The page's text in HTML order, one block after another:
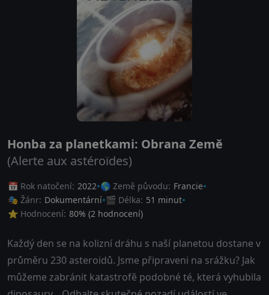
Honba za planetkami: Obrana Země
(Alerte aux astéroïdes)
📅 Rok natočení: 2022 🌎 Země původu: Francie
🎭 Žánr: Dokumentární 🎬 Délka: 51 minut
⭐ Hodnocení: 80% (2 hodnocení)
Každý den se na kolizní dráhu s naší planetou dostane v
průměru 230 asteroidů. Jsme připraveni na srážku? Jak
můžeme zabránit katastrofě podobné té, která vyhubila